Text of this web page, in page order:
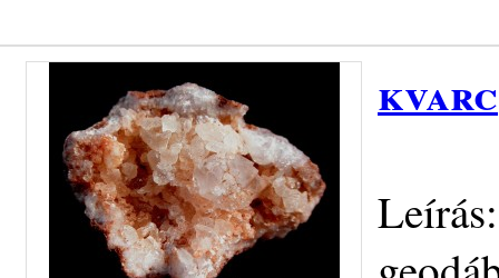
kvarc